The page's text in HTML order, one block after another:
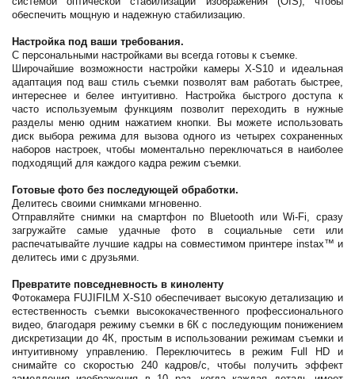
обеспечить мощную и надежную стабилизацию.
Настройка под ваши требования.
С персональными настройками вы всегда готовы к съемке.
Широчайшие возможности настройки камеры X-S10 и идеальная
адаптация под ваш стиль съемки позволят вам работать быстрее,
интереснее и белее интуитивно. Настройка быстрого доступа к
часто используемым функциям позволит переходить в нужные
разделы меню одним нажатием кнопки. Вы можете использовать
диск выбора режима для вызова одного из четырех сохраненных
наборов настроек, чтобы моментально переключаться в наиболее
подходящий для каждого кадра режим съемки.
Готовые фото без последующей обработки.
Делитесь своими снимками мгновенно.
Отправляйте снимки на смартфон по Bluetooth или Wi-Fi, сразу
загружайте самые удачные фото в социальные сети или
распечатывайте лучшие кадры на совместимом принтере instax™ и
делитесь ими с друзьями.
Превратите повседневность в киноленту
Фотокамера FUJIFILM X-S10 обеспечивает высокую детализацию и
естественность съемки высококачественного профессионального
видео, благодаря режиму съемки в 6К с последующим понижением
дискретизации до 4К, простым в использовании режимам съемки и
интуитивному управлению. Переключитесь в режим Full HD и
снимайте со скоростью 240 кадров/с, чтобы получить эффект